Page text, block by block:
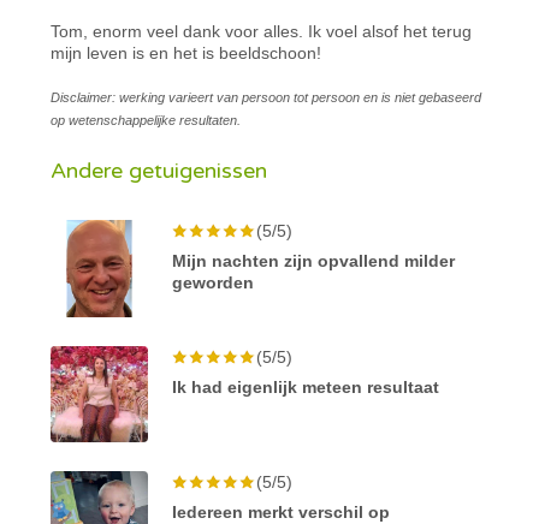
Tom, enorm veel dank voor alles. Ik voel alsof het terug
mijn leven is en het is beeldschoon!
Disclaimer: werking varieert van persoon tot persoon en is niet gebaseerd
op wetenschappelijke resultaten.
Andere getuigenissen
(5/5)
Mijn nachten zijn opvallend milder
geworden
(5/5)
Ik had eigenlijk meteen resultaat
(5/5)
Iedereen merkt verschil op